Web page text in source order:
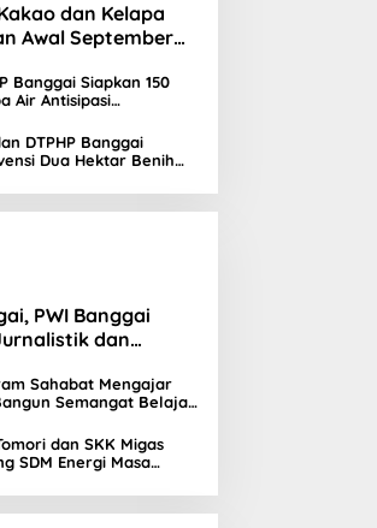
dan Kelapa
Awal September
Banggai Siapkan 150
Air Antisipasi
DTPHP Banggai
Dua Hektar Benih
PWI Banggai
dan
Sahabat Mengajar
Semangat Belajar
dan SKK Migas
SDM Energi Masa